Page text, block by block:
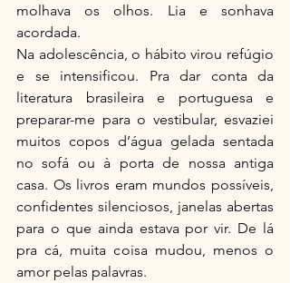
molhava os olhos. Lia e sonhava
acordada.
Na adolescência, o hábito virou refúgio
e se intensificou. Pra dar conta da
literatura brasileira e portuguesa e
preparar-me para o vestibular, esvaziei
muitos copos d’água gelada sentada
no sofá ou à porta de nossa antiga
casa. Os livros eram mundos possíveis,
confidentes silenciosos, janelas abertas
para o que ainda estava por vir. De lá
pra cá, muita coisa mudou, menos o
amor pelas palavras.